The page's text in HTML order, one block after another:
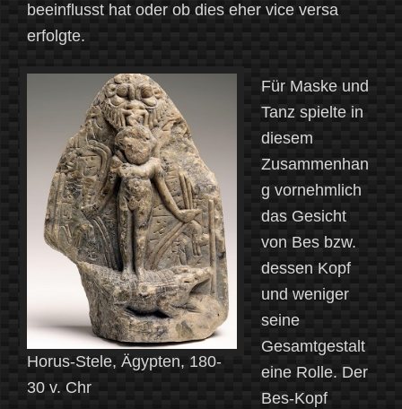
beeinflusst hat oder ob dies eher vice versa
erfolgte.
Horus-Stele, Ägypten, 180-
30 v. Chr
Für Maske und
Tanz spielte in
diesem
Zusammenhan
g vornehmlich
das Gesicht
von Bes bzw.
dessen Kopf
und weniger
seine
Gesamtgestalt
eine Rolle. Der
Bes-Kopf